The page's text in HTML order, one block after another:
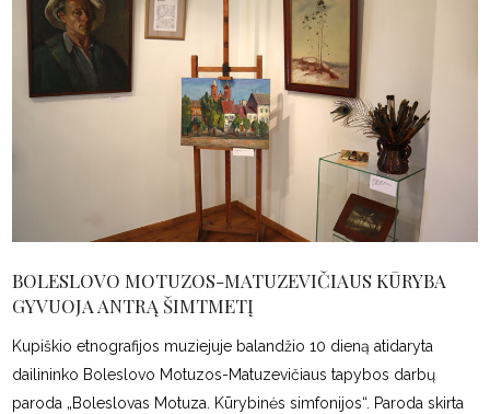
BOLESLOVO MOTUZOS-MATUZEVIČIAUS KŪRYBA
GYVUOJA ANTRĄ ŠIMTMETĮ
Kupiškio etnografijos muziejuje balandžio 10 dieną atidaryta
dailininko Boleslovo Motuzos-Matuzevičiaus tapybos darbų
paroda „Boleslovas Motuza. Kūrybinės simfonijos“. Paroda skirta